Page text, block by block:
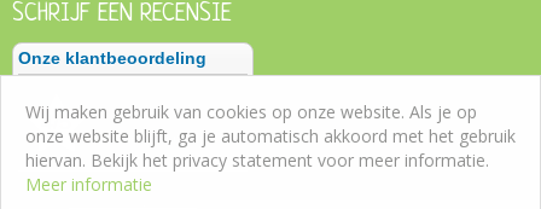
SCHRIJF EEN RECENSIE
Wij maken gebruik van cookies op onze website. Als je op
onze website blijft, ga je automatisch akkoord met het gebruik
hiervan. Bekijk het privacy statement voor meer informatie.
Meer informatie